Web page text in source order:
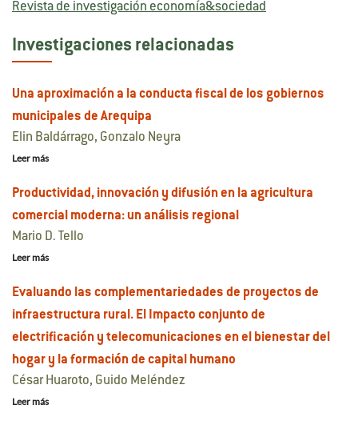
Revista de investigación economía&sociedad
Investigaciones relacionadas
Una aproximación a la conducta fiscal de los gobiernos
municipales de Arequipa
Elin Baldárrago, Gonzalo Neyra
Leer más
Productividad, innovación y difusión en la agricultura
comercial moderna: un análisis regional
Mario D. Tello
Leer más
Evaluando las complementariedades de proyectos de
infraestructura rural. El Impacto conjunto de
electrificación y telecomunicaciones en el bienestar del
hogar y la formación de capital humano
César Huaroto, Guido Meléndez
Leer más